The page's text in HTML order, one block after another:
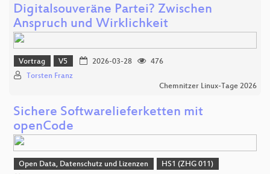
Digitalsouveräne Partei? Zwischen
Anspruch und Wirklichkeit
Vortrag V5 2026-03-28
476
Torsten Franz
Chemnitzer Linux-Tage 2026
Sichere Softwarelieferketten mit
openCode
Open Data, Datenschutz und Lizenzen
HS1 (ZHG 011)